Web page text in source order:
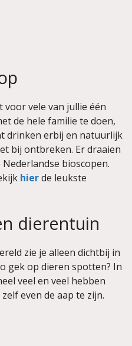
vele van jullie één
de hele familie te doen,
drinken erbij en natuurlijk
bij ontbreken. Er draaien
bioscopen.
hierde leukste
dierentuin
zie je alleen dichtbij in
gek op dieren spotten? In
veel en veel hebben
even de aap te zijn.